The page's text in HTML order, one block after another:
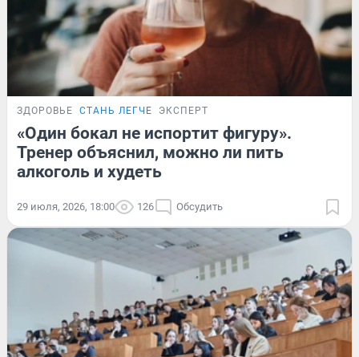
ЗДОРОВЬЕ СТАНЬ ЛЕГЧЕ ЭКСПЕРТ
«Один бокал не испортит фигуру».
Тренер объяснил, можно ли пить
алкоголь и худеть
29 июля, 2026, 18:00 126 Обсудить